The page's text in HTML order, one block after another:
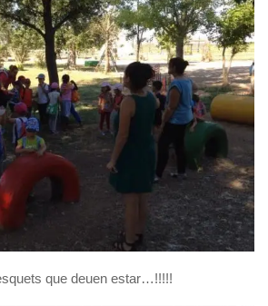
que deuen estar…!!!!!